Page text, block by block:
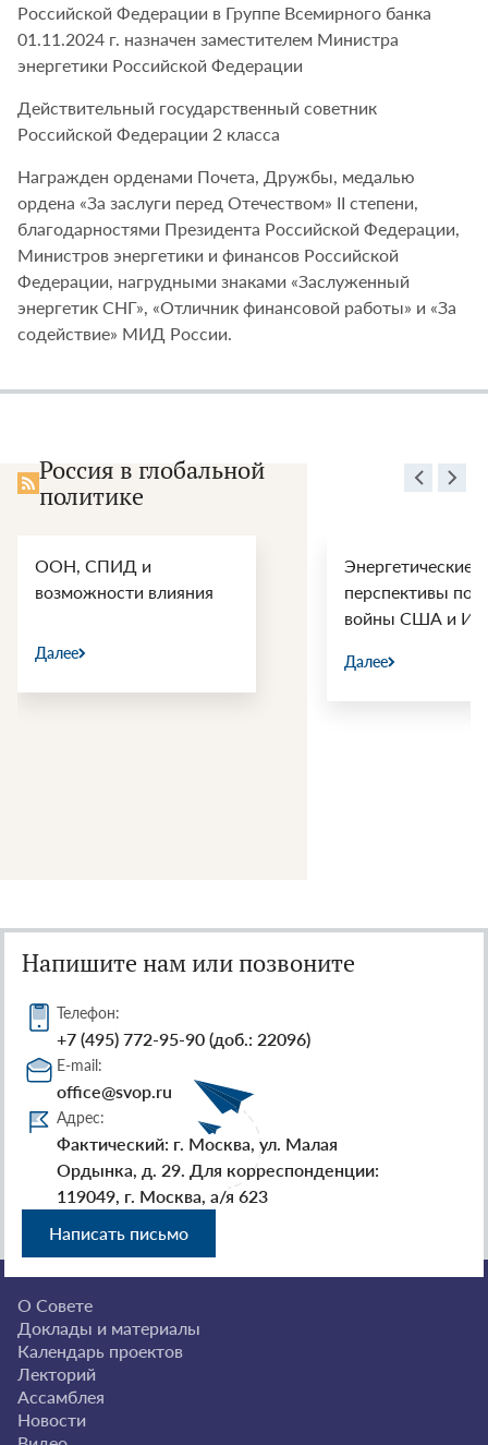
Российской Федерации в Группе Всемирного банка
01.11.2024 г. назначен заместителем Министра
энергетики Российской Федерации
Действительный государственный советник
Российской Федерации 2 класса
Награжден орденами Почета, Дружбы, медалью
ордена «За заслуги перед Отечеством» II степени,
благодарностями Президента Российской Федерации,
Министров энергетики и финансов Российской
Федерации, нагрудными знаками «Заслуженный
энергетик СНГ», «Отличник финансовой работы» и «За
содействие» МИД России.
Россия в глобальной
политике
ООН, СПИД и
возможности влияния
Далее
Энергетические
перспективы
войны США и
Далее
Напишите нам или позвоните
Телефон:
+7 (495) 772-95-90 (доб.: 22096)
E-mail:
office@svop.ru
Адрес:
Фактический: г. Москва, ул. Малая
Ордынка, д. 29. Для корреспонденции:
119049, г. Москва, а/я 623
Написать письмо
О Совете
Доклады и материалы
Календарь проектов
Лекторий
Ассамблея
Новости